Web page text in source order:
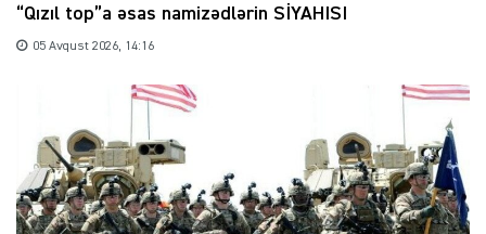
“Qızıl top”a əsas namizədlərin SİYAHISI
05 Avqust 2026, 14:16